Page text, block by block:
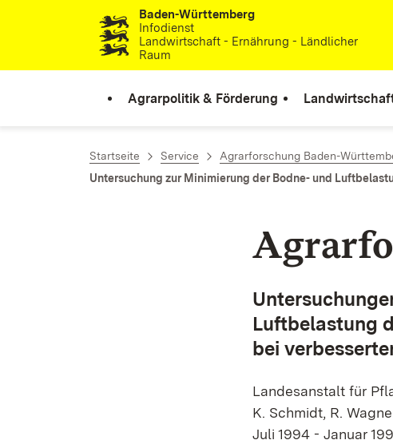
Zum Inhalt springen
Baden-Württemberg
Infodienst
Landwirtschaft - Ernährung - Ländlicher
Raum
Agrarpolitik & Förderung
Startseite Service Agrarforschung Baden-
Untersuchung zur Minimierung der Bodne- und
Luftbelastung
bei
Landesanstalt für
K.
Juli 1994 - Januar